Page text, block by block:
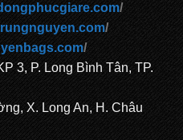
/
/
/
3, P. Long Bình Tân, TP.
X. Long An, H. Châu